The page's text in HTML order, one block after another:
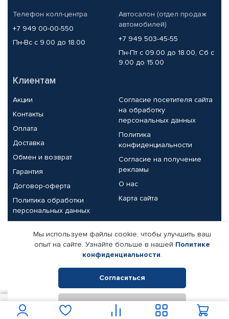
Телефон колл-центра
+7 949 00-00-550
Пн-Вс с 9.00 до 18.00
Автосалон (отдел продаж
автомобилей)
+7 949 503-45-55
Пн-Пт с 09.00 до 18.00, Сб с
9.00 до 15.00
Клиентам
Акции
Контакты
Оплата
Доставка
Обмен и возврат
Гарантия
Договор-оферта
Политика обработки
персональных данных
Согласие посетителя сайта
на обработку
персональных данных
Политика
конфиденциальности
Согласие на получение
рекламы
О нас
Карта сайта
Партнерам
Корпоративным клиентам
Поставщикам
Реквизиты компании
© КАМАЗ ЦЕНТР ДОНЕЦК, 2015-2026. Все права защищены.
Интернет-магазин автомобильных товаров Автопрофи.
Мы используем файлы cookie, чтобы улучшить ваш
опыт на сайте. Узнайте больше в нашей Политике
конфиденциальности.
Согласиться
Отклонить
В корзину